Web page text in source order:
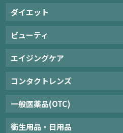
ダイエット
ビューティ
エイジングケア
コンタクトレンズ
一般医薬品(OTC)
衛生用品・日用品